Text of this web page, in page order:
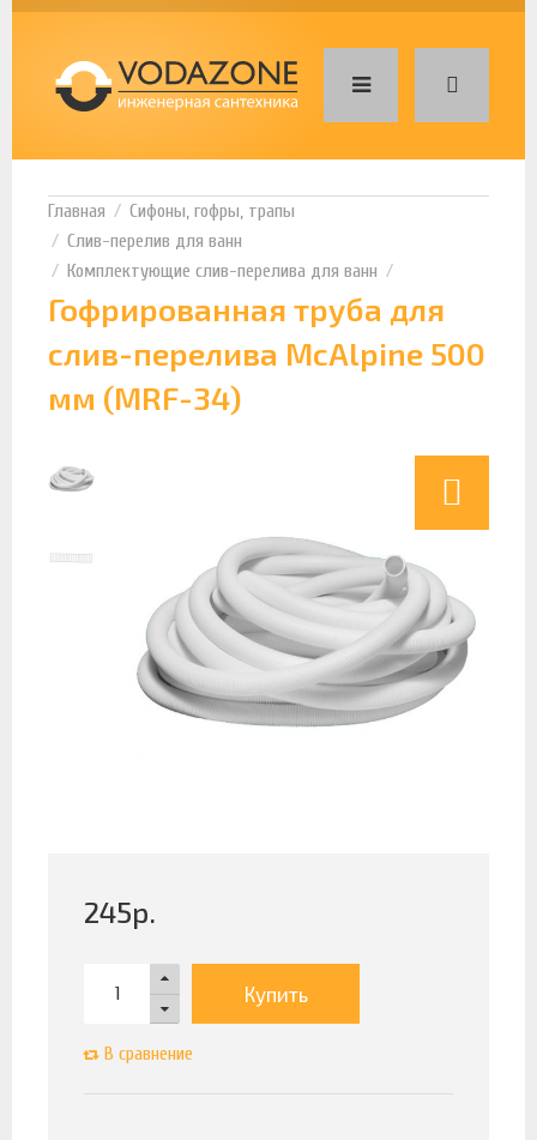
Сифоны, гофры, трапы
Слив-перелив для ванн
Комплектующие слив-перелива для ванн
Гофрированная труба для
слив-перелива McAlpine 500
мм (MRF-34)
245р.
Купить
В сравнение